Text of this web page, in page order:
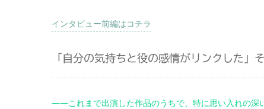
インタビュー前編はコチラ
「自分の気持ちと役の感情がリンクした」
――これまで出演した作品のうちで、特に思い入れの深